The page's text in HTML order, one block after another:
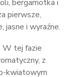
bergamotka i
pierwsze,
i wyraźne.
W tej fazie
z
kwiatowym